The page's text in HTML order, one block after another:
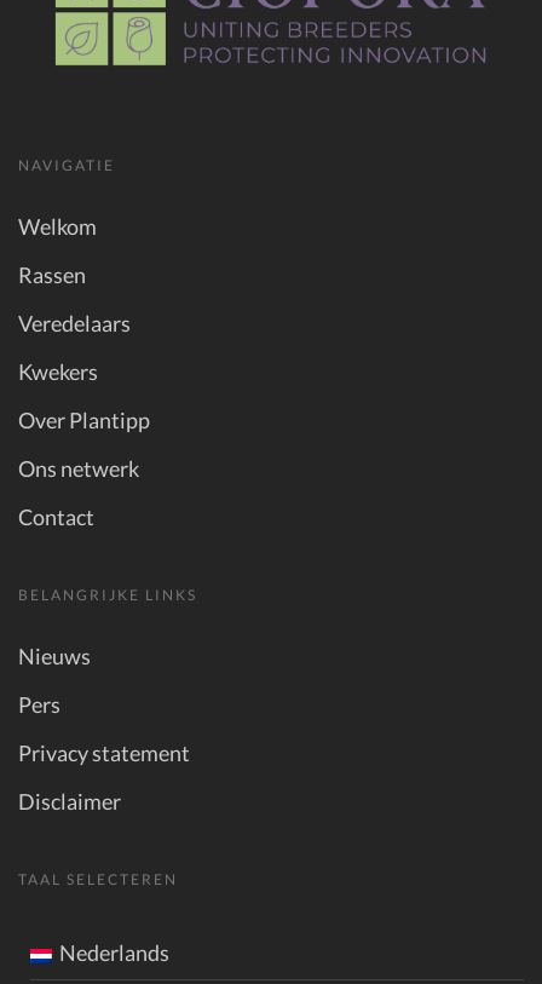
NAVIGATIE
Welkom
Rassen
Veredelaars
Kwekers
Over Plantipp
Ons netwerk
Contact
BELANGRIJKE LINKS
Nieuws
Pers
Privacy statement
Disclaimer
TAAL SELECTEREN
Nederlands